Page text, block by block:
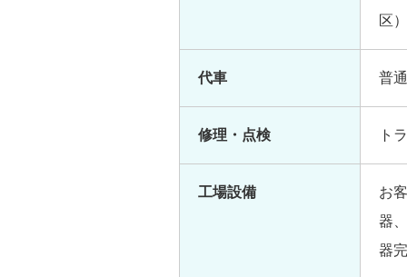
区
代車 普
修理・点検 ト
工場設備
お
器
器